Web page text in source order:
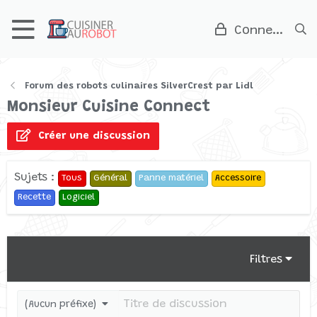
Connexion
Forum des robots culinaires SilverCrest par Lidl
Monsieur Cuisine Connect
Créer une discussion
Sujets : Tous Général Panne matériel Accessoire
Recette Logiciel
Filtres
(Aucun préfixe)